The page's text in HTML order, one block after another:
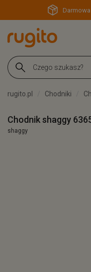
rugito.pl Chodniki
Chodnik shaggy
shaggy